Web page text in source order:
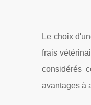
Le choix
frais
considérés
avantages à